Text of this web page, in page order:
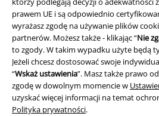
prawem UE i są odpowiednio
wyrażasz zgodę na używanie plików
partnerów. Możesz także - klikając “Nie
to zgody. W takim wypadku użyte będą
Jeżeli chcesz dostosować swoje
“Wskaż ustawienia”. Masz także prawo
zgodę w dowolnym momencie w
uzyskać więcej informacji na temat
Polityka prywatności.
Dane firmy
Polityka prywatności
Unieszkodliwianie odpadów i ochrona
Deklaracja Zgodności